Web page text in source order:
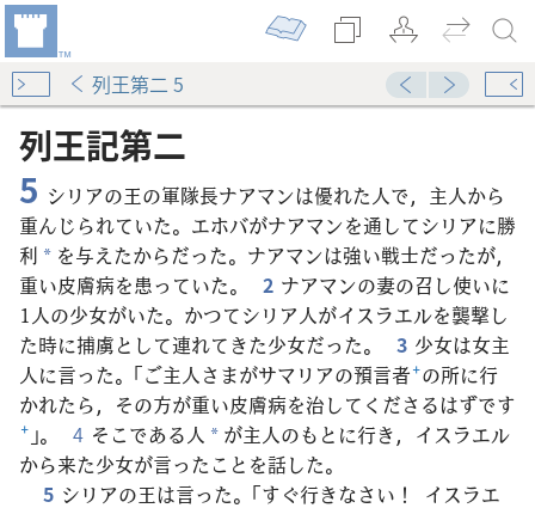
列王第二 5
列王記​第​二
5 シリアの王の軍隊長ナアマンは優れた人で，主人から
重んじられていた。エホバがナアマンを通してシリアに勝
利 * を与えたからだった。ナアマンは強い戦士だったが，
重い皮膚病を患っていた。
2 ナアマンの妻の召し使いに
1人の少女がいた。かつてシリア人がイスラエルを襲撃し
た時に捕虜として連れてきた少女だった。
3 少女は女主
人に言った。「ご主人さまがサマリアの預言者+の所に行
かれたら，その方が重い皮膚病を治してくださるはずです
+ 」。 4 そこである人 * が主人のもとに行き，イスラエル
から来た少女が言ったことを話した。
5 シリアの王は言った。「すぐ行きなさい！ イスラエ